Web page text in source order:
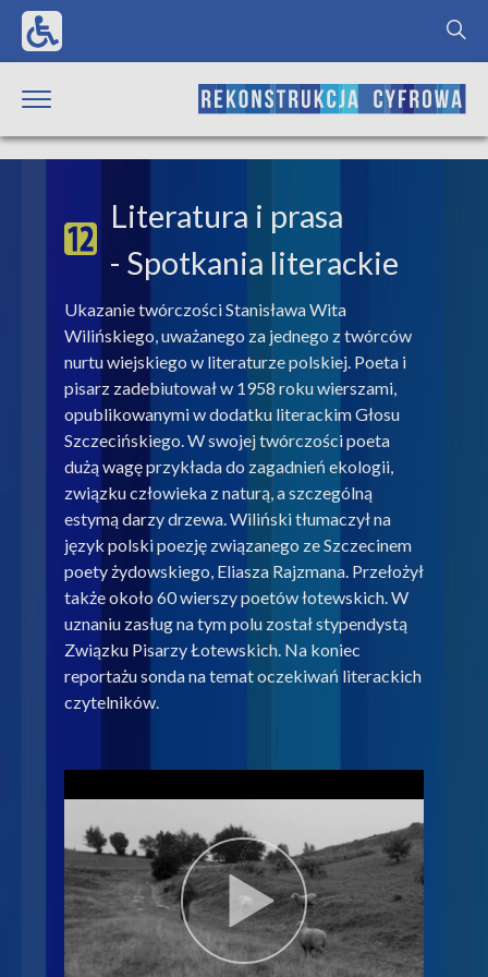
Literatura i prasa
- Spotkania literackie
Ukazanie twórczości Stanisława Wita
Wilińskiego, uważanego za jednego z twórców
nurtu wiejskiego w literaturze polskiej. Poeta i
pisarz zadebiutował w 1958 roku wierszami,
opublikowanymi w dodatku literackim Głosu
Szczecińskiego. W swojej twórczości poeta
dużą wagę przykłada do zagadnień ekologii,
związku człowieka z naturą, a szczególną
estymą darzy drzewa. Wiliński tłumaczył na
język polski poezję związanego ze Szczecinem
poety żydowskiego, Eliasza Rajzmana. Przełożył
także około 60 wierszy poetów łotewskich. W
uznaniu zasług na tym polu został stypendystą
Związku Pisarzy Łotewskich. Na koniec
reportażu sonda na temat oczekiwań literackich
czytelników.